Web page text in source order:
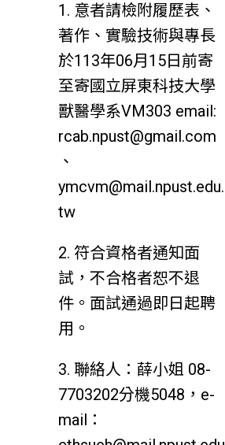
1. 意者請檢附履歷表、
著作、實驗技術與專長
於113年06月15日前寄
至寄國立屏東科技大學
獸醫學系VM303 email:
rcab.npust@gmail.com
、
ymcvm@mail.npust.edu.
tw
2. 符合資格者通知面
試，不合格者恕不退
件。面試通過即日起聘
用。
3. 聯絡人：薛小姐 08-
7703202分機5048，e-
mail：